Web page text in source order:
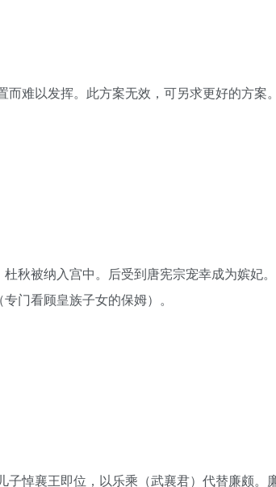
难以发挥。此方案无效，可另求更好的方案
秋被纳入宫中。后受到唐宪宗宠幸成为嫔妃。
门看顾皇族子女的保姆）。
悼襄王即位，以乐乘（武襄君）代替廉颇。